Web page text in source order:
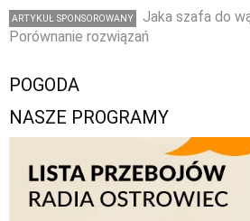
ARTYKUŁ SPONSOROWANY
Jaka szafa do
Porównanie rozwiązań
POGODA
NASZE PROGRAMY